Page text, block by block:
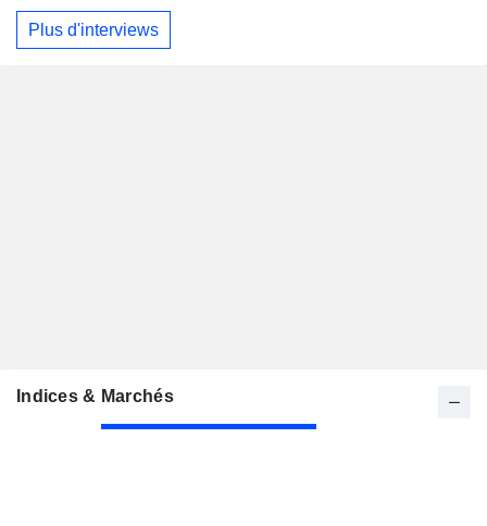
Plus d'interviews
Indices & Marchés